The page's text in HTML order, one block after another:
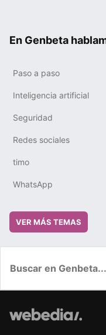
En Genbeta
Paso a paso
Inteligencia artificial
Seguridad
Redes sociales
timo
WhatsApp
VER MÁS TEMAS